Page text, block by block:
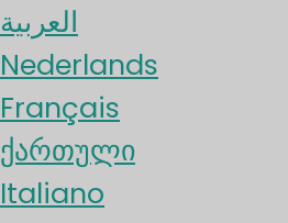
العربية
Nederlands
Français
ქართული
Italiano